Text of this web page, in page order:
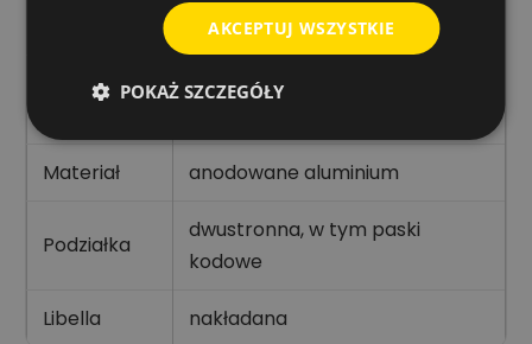
Liczba
4
Materiał anodowane aluminium
Podziałka
dwustronna, w tym paski
kodowe
Libella nakładana
AKCEPTUJ WSZYSTKIE
POKAŻ SZCZEGÓŁY